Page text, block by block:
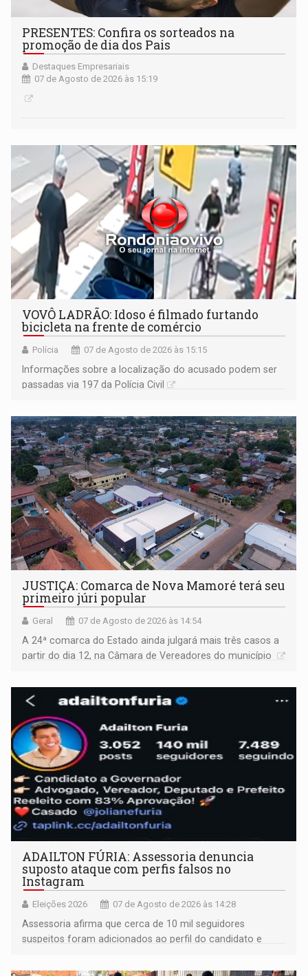
PRESENTES: Confira os sorteados na
promoção de dia dos Pais
Destaques Empresariais
07 de Agosto de 2026 às 15:19
VOVÔ LADRÃO: Idoso é filmado furtando
bicicleta na frente de comércio
Polícia 07 de Agosto de 2026 às 15:15
Informações sobre a localização do acusado podem ser
passadas via 197 da Polícia Civil
JUSTIÇA: Comarca de Nova Mamoré terá seu
primeiro júri popular
Geral 07 de Agosto de 2026 às 14:54
A 24ª comarca do Estado ainda julgará mais três casos a
partir do dia 12, na Câmara de Vereadores do município
ADAILTON FÚRIA: Assessoria denuncia
suposto ataque com perfis falsos no
Instagram
Eleições 2026 07 de Agosto de 2026 às 14:28
Assessoria afirma que cerca de 10 mil seguidores
suspeitos foram adicionados ao perfil do candidato e
remover as contas